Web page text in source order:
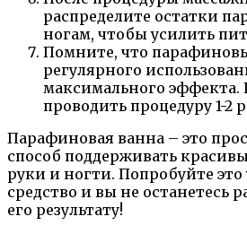
распределите остатки
ногам, чтобы усилить
Помните, что
регулярного
максимального эффекта.
проводить процедуру 1-2
Парафиновая ванна – это
способ поддерживать
руки и ногти. Попробуйте это
средство и вы не останетесь
его результату!